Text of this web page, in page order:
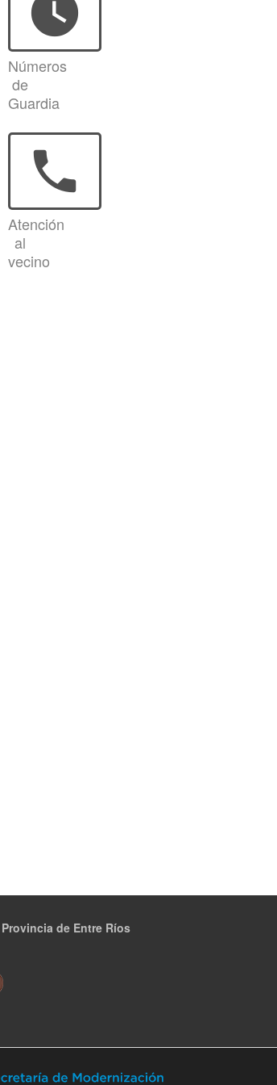
watch_later
Números
de
Guardia
phone
Atención
al
vecino
Provincia de Entre Ríos